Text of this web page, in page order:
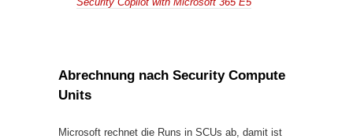
Abrechnung nach Security Compute
Units
Microsoft rechnet die Runs in SCUs ab, damit ist